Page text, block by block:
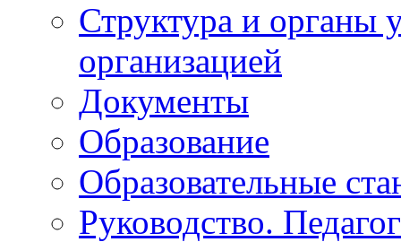
Структура и органы
организацией
Документы
Образование
Образовательные
Руководство.